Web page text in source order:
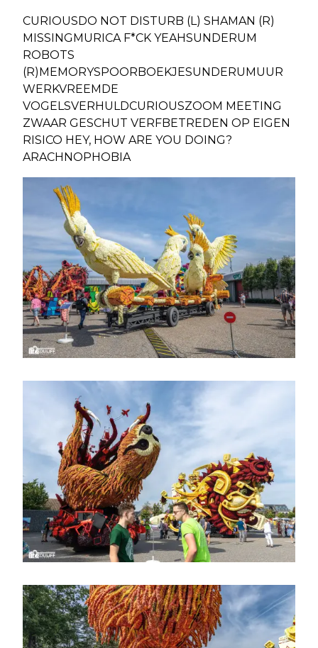
CURIOUSDO NOT DISTURB (L) SHAMAN (R)
MISSINGMURICA F*CK YEAHSUNDERUM
ROBOTS
(R)MEMORYSPOORBOEKJESUNDERUMUUR
WERKVREEMDE
VOGELSVERHULDCURIOUSZOOM MEETING
ZWAAR GESCHUT VERFBETREDEN OP EIGEN
RISICO HEY, HOW ARE YOU DOING?
ARACHNOPHOBIA